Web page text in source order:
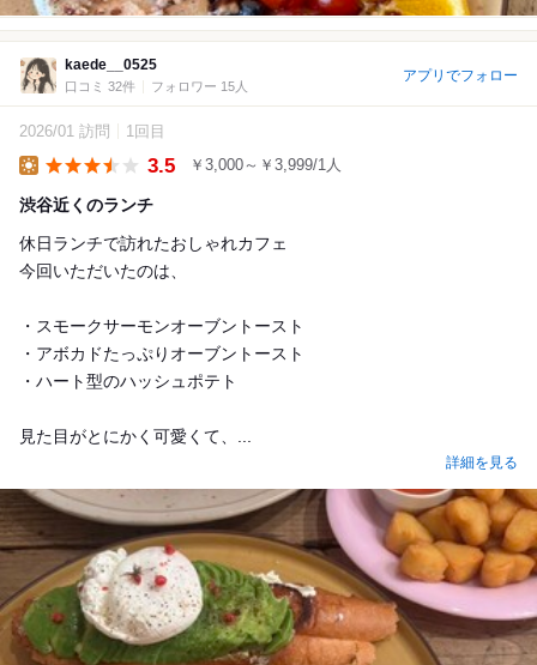
kaede__0525
口コミ 32件 フォロワー 15人
アプリでフォロー
2026/01 訪問 1回目
3.5 ￥3,000～￥3,999/1人
渋谷近くのランチ
休日ランチで訪れたおしゃれカフェ
今回いただいたのは、
・スモークサーモンオーブントースト
・アボカドたっぷりオーブントースト
・ハート型のハッシュポテト
見た目がとにかく可愛くて、...
詳細を見る